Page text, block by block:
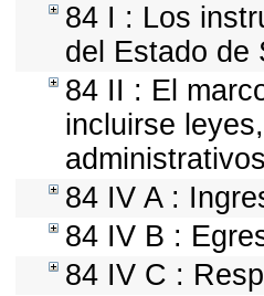
84 I : Los
del Estado de
84 II : El
incluirse
84 IV A :
84 IV B :
84 IV C :